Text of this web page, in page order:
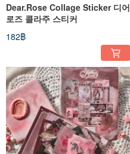
Dear.Rose Collage Sticker 디어
로즈 콜라주 스티커
182฿